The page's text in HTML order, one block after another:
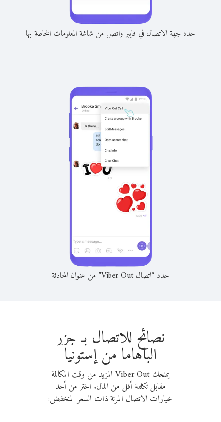
حدد جهة الاتصال في فايبر واتصل من شاشة المعلومات الخاصة بها
حدد “اتصال Viber Out” من عنوان المحادثة
نصائح للاتصال بـ جزر
الباهاما من إستونيا
يمنحك Viber Out المزيد من وقت المكالمة
مقابل تكلفة أقل من المال. اختر من أحد
خيارات الاتصال المرنة ذات السعر المنخفض: